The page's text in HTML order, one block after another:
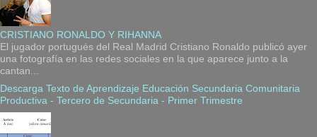
CRISTIANO RONALDO Y RIHANNA
El jugador portugués del Real Madrid Cristiano Ronaldo publicó ayer
una fotografía en las redes sociales en la que aparece junto a la
cantan...
Descarga Texto de Aprendizaje Educación Secundaria Comunitaria
Productiva - Tercero de Secundaria - Primer Trimestre